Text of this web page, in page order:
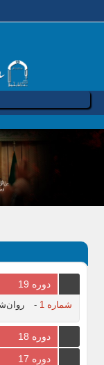
دوره 19
شماره 1 -
دوره 18
دوره 17